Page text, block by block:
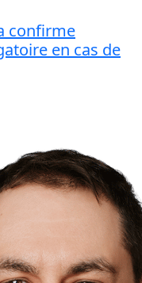
confirme
en cas de